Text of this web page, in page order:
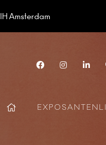
IH Amsterdam
Facebook